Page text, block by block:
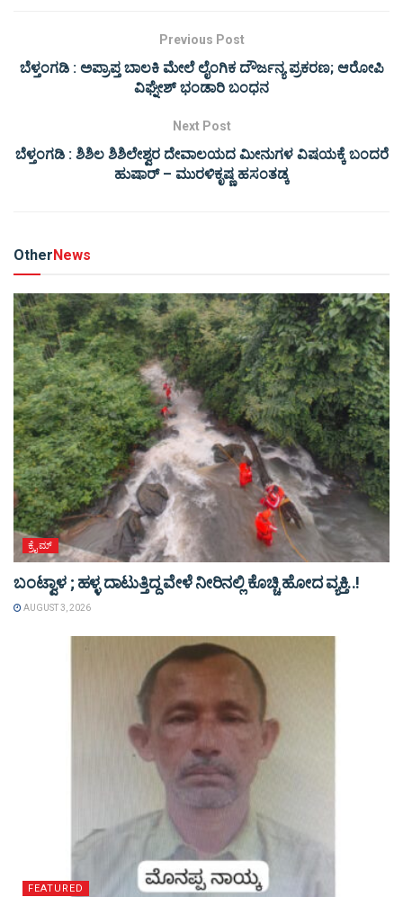
Previous Post
ಬೆಳ್ತಂಗಡಿ : ಅಪ್ರಾಪ್ತ ಬಾಲಕಿ ಮೇಲೆ ಲೈಂಗಿಕ ದೌರ್ಜನ್ಯ ಪ್ರಕರಣ; ಆರೋಪಿ
ವಿಘ್ನೇಶ್ ಭಂಡಾರಿ ಬಂಧನ
Next Post
ಬೆಳ್ತಂಗಡಿ : ಶಿಶಿಲ ಶಿಶಿಲೇಶ್ವರ ದೇವಾಲಯದ ಮೀನುಗಳ ವಿಷಯಕ್ಕೆ ಬಂದರೆ
ಹುಷಾರ್ – ಮುರಳಿಕೃಷ್ಣ ಹಸಂತಡ್ಕ
OtherNews
ಕ್ರೈಮ್
ಬಂಟ್ವಾಳ ; ಹಳ್ಳ ದಾಟುತ್ತಿದ್ದ ವೇಳೆ ನೀರಿನಲ್ಲಿ ಕೊಚ್ಚಿ ಹೋದ ವ್ಯಕ್ತಿ..!
AUGUST 3, 2026
FEATURED